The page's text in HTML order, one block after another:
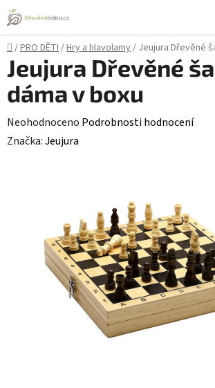
Přejít
na
obsah
Domů
/PRO DĚTI/Hry a hlavolamy/ Jeujura Dřevěné
Jeujura Dřevěné
dáma v boxu
Průměrné
hodnocení
hvězdiček.
Neohodnoceno Podrobnosti hodnocení
Značka:Jeujura